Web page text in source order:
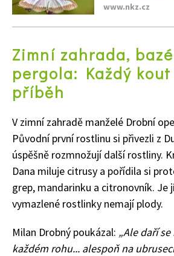
www.nkz.cz
Zimní zahrada,
pergola: Každý kout
příběh
V zimní zahradě manželé Drobní
Původní první rostlinu si přivezli z
úspěšně rozmnožují další rostliny.
Dana miluje citrusy a pořídila si
grep, mandarinku a citronovník. Je
vymazlené rostlinky nemají plody.
Milan Drobný poukázal: „Ale daří
každém rohu... alespoň na